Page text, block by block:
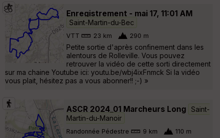
Enregistrement - mai 17, 11:01 AM
Saint-Martin-du-Bec
VTT 23 km 290 m
Petite sortie d'après confinement dans les
alentours de Rolleville. Vous pouvez
retrouver la vidéo de cette sorti directement
sur ma chaine Youtube ici: youtu.be/wbj4ixFnmck Si la vidéo
vous plait, hésitez pas a vous abonner!! ;-) »
ASCR 2024_01 Marcheurs Long
Saint-
Martin-du-Manoir
Randonnée Pédestre 9 km 110 m